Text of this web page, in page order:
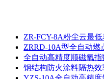
ZR-FCY-8A粉尘云最
ZRRD-10A型全自动燃
全自动高精度顺磁氧
钢结构防火涂料隔热效